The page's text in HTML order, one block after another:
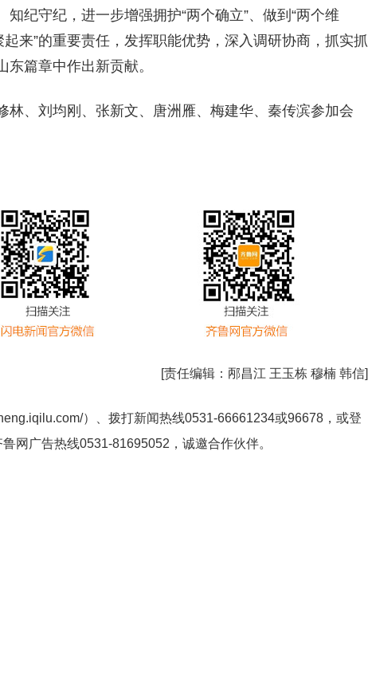
纪守纪，进一步增强拥护“两个确立”、做到“两个维
来”的重要责任，发挥职能优势，深入调研协商，抓实抓
篇章中作出新贡献。
林、刘均刚、张新文、唐洲雁、梅建华、秦传滨参加会
[责任编辑： 邴昌江 王玉栋 穆楠 韩信]
）、拨打新闻热线0531-66661234或96678，或登
网广告热线0531-81695052 ，诚邀合作伙伴。